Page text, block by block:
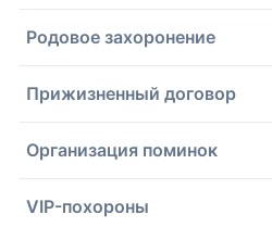
Родовое захоронение
Прижизненный договор
Организация поминок
VIP-похороны